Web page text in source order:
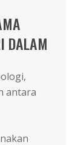
DALAM
antara